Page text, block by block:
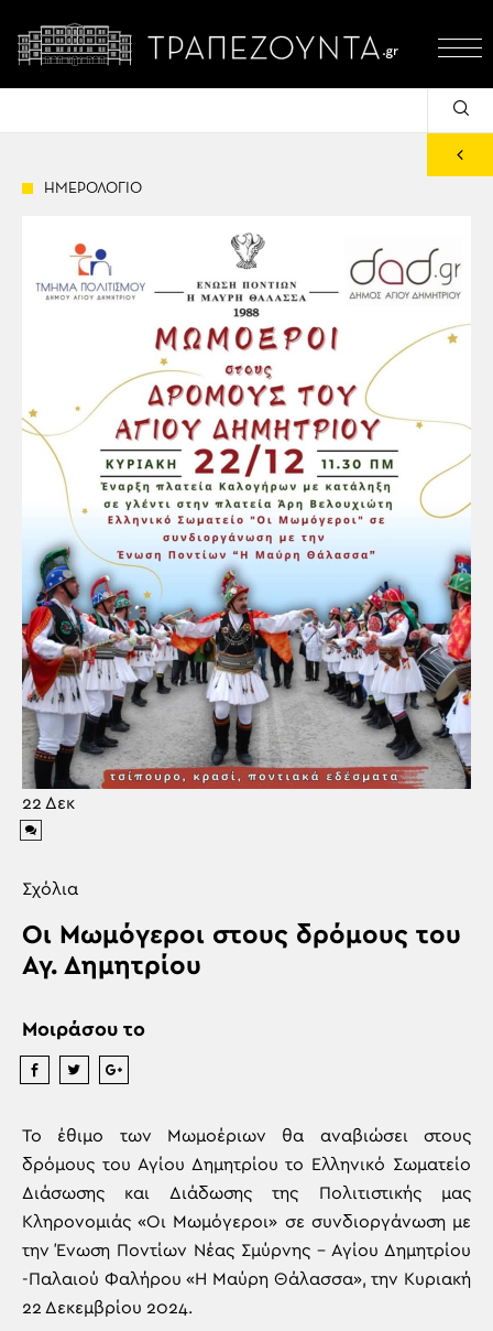
ΗΜΕΡΟΛΟΓΙΟ
22 Δεκ
Σχόλια
Οι Μωμόγεροι στους δρόμους του
Αγ. Δημητρίου
Μοιράσου το
Το έθιμο των Μωμοέριων θα αναβιώσει στους
δρόμους του Αγίου Δημητρίου το Ελληνικό Σωματείο
Διάσωσης και Διάδωσης της Πολιτιστικής μας
Κληρονομιάς «Οι Μωμόγεροι» σε συνδιοργάνωση με
την Ένωση Ποντίων Νέας Σμύρνης – Αγίου Δημητρίου
-Παλαιού Φαλήρου «Η Μαύρη Θάλασσα», την Κυριακή
22 Δεκεμβρίου 2024.